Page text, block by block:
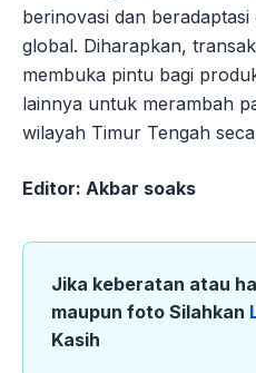
berinovasi dan
global. Diharapkan,
membuka pintu bagi
lainnya untuk merambah
wilayah Timur Tengah
Editor: Akbar soaks
Jika keberatan atau
maupun foto Silahkan
Kasih